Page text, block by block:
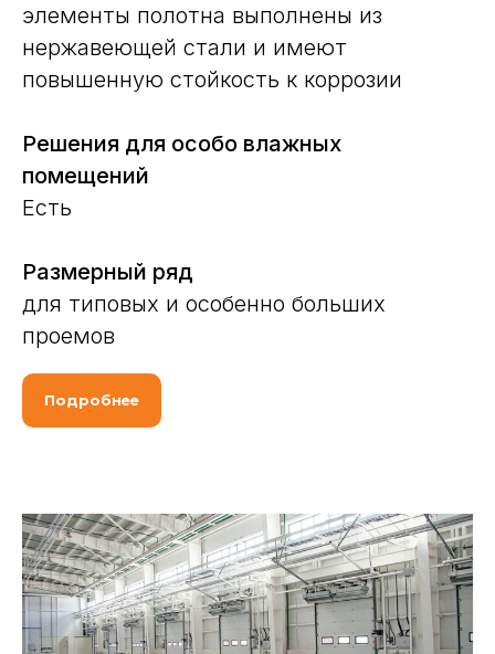
элементы полотна выполнены из
нержавеющей стали и имеют
повышенную стойкость к коррозии
Решения для особо влажных
помещений
Есть
Размерный ряд
для типовых и особенно больших
проемов
Подробнее